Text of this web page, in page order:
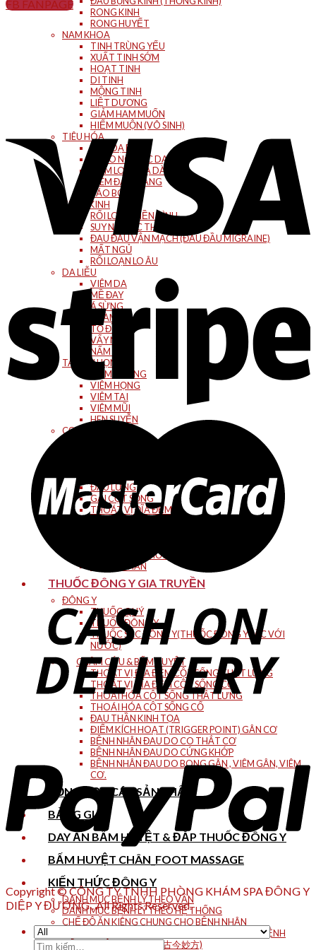
RONG KINH
RONG HUYẾT
NAM KHOA
TINH TRÙNG YẾU
XUẤT TINH SỚM
HOẠT TINH
DI TINH
MỘNG TINH
LIỆT DƯƠNG
GIẢM HAM MUỐN
HIẾM MUỘN (VÔ SINH)
TIÊU HÓA
ĐAU DẠ DÀY
TRÀO NGƯỢC DẠ DÀY
VIÊM LOÉT DẠ DÀY
VIÊM ĐẠI TRÀNG
TÁO BÓN
THẦN KINH
RỐI LOẠN TIỀN ĐÌNH
SUY NHƯỢC THẦN KINH
ĐAU ĐẦU VẬN MẠCH (ĐAU ĐẦU MIGRAINE)
MẤT NGỦ
RỐI LOẠN LO ÂU
DA LIỄU
VIÊM DA
MỀ ĐAY
Á SỪNG
CHÀM
TỔ ĐĨA
VẨY NẾN
NẤM DA
TAI MŨI HỌNG
VIÊM XOANG
VIÊM HỌNG
VIÊM TAI
VIÊM MŨI
HEN SUYỄN
CƠ XƯƠNG KHỚP
ĐAU LƯNG
GAI CỘT SỐNG
THOÁT VỊ ĐĨA ĐỆM
THOÁI HÓA KHỚP
TÊ TAY CHÂN
THUỐC ĐÔNG Y GIA TRUYỀN
ĐÔNG Y
THUỐC QUÝ
THUỐC ĐÔNG Y
THUỐC SẮC ĐÔNG Y(THUỐC ĐÔNG Y SẮC VỚI
NƯỚC)
CHÂM CỨU & BẤM HUYỆT
THOÁT VỊ ĐĨA ĐỆM CỘT SỐNG THẮT LƯNG
THOÁT VỊ ĐĨA ĐỆM CỘT SỐNG CỔ
THOÁI HÓA CỘT SỐNG THẮT LƯNG
THOÁI HÓA CỘT SỐNG CỔ
ĐAU THẦN KINH TỌA
ĐIỂM KÍCH HOẠT (TRIGGER POINT) GÂN CƠ
BỆNH NHÂN ĐAU DO CO THẮT CƠ
BỆNH NHÂN ĐAU DO CỨNG KHỚP
BỆNH NHÂN ĐAU DO BONG GÂN , VIÊM GÂN, VIÊM
CƠ.
TỔNG HỢP CÁC SẢN PHẨM
BẢNG GIÁ
DAY ẤN BẤM HUYỆT & ĐẮP THUỐC ĐÔNG Y
BẤM HUYỆT CHÂN_FOOT MASSAGE
KIẾN THỨC ĐÔNG Y
DANH MỤC BỆNH LÝ THEO VẦN
DANH MỤC BỆNH LÝ THEO HỆ THỐNG
CHẾ ĐỘ ĂN KIÊNG CHUNG CHO BỆNH NHÂN
CHẾ ĐỘ ĂN UỐNG PHÒNG VÀ CHỮA THEO TÊN BỆNH
CỔ KIM DIỆU PHƯƠNG (古今妙方)
FB FANPAGE
Copyright © CÔNG TY TNHH PHÒNG KHÁM SPA ĐÔNG Y
DIỆP Y ĐƯỜNG . All Rights Reserved.
Tìm